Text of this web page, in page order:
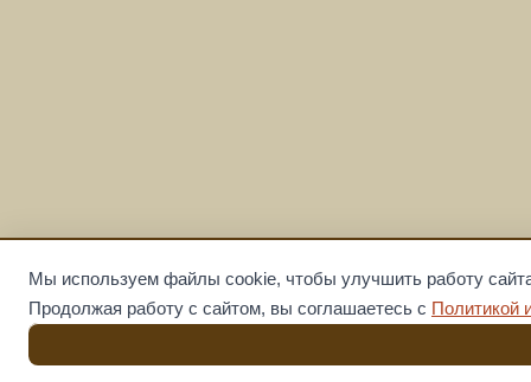
Мы используем файлы cookie, чтобы улучшить работу
Продолжая работу с сайтом, вы соглашаетесь с Политикой